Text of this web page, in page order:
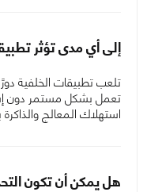
إلى أي مدى تؤثر
تلعب تطبيقات الخلفية
تعمل بشكل مستمر دون
استهلاك المعالج
هل يمكن أن تكون